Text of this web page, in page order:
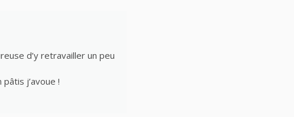
d’y retravailler un peu
j’avoue !